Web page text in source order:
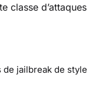
classe d’attaques
jailbreak de style